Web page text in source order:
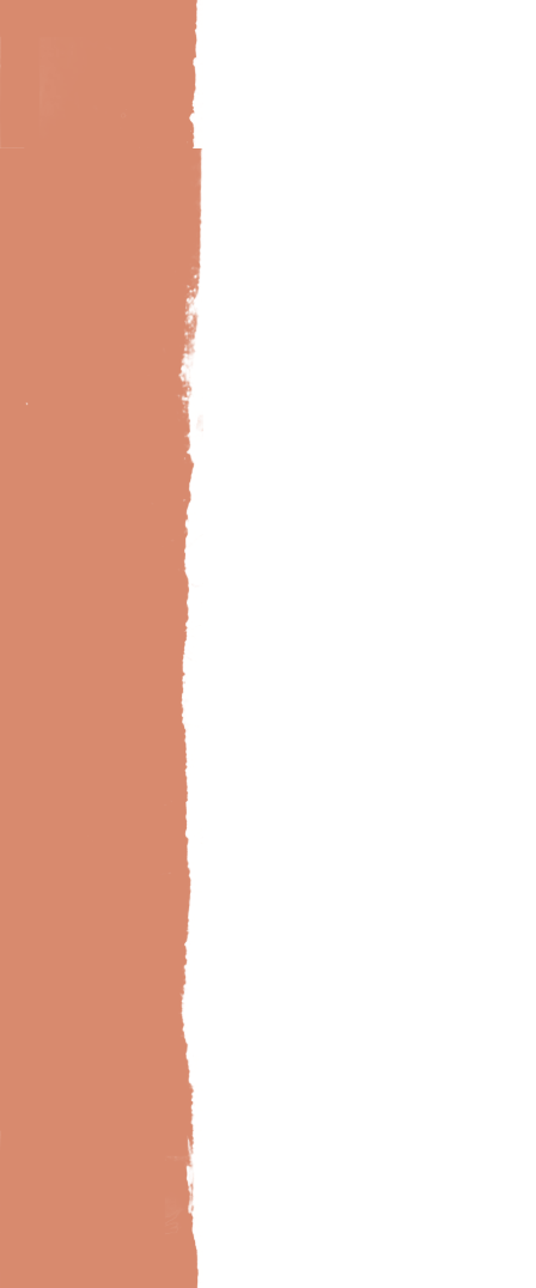
Bild-Brillux_0034_Buchhandlung-01
Bild-Brillux_0017_BX_Holz-WoZi-natur